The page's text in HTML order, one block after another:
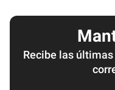
Recibe las